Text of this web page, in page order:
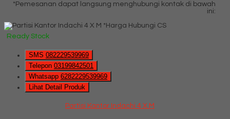
*Pemesanan dapat langsung menghubungi kontak di bawah
ini:
*Harga Hubungi CS
Ready Stock
SMS 082229539969
Telepon 03199842501
Whatsapp 6282229539969
Lihat Detail Produk
Partisi Kantor Indachi 4 X M